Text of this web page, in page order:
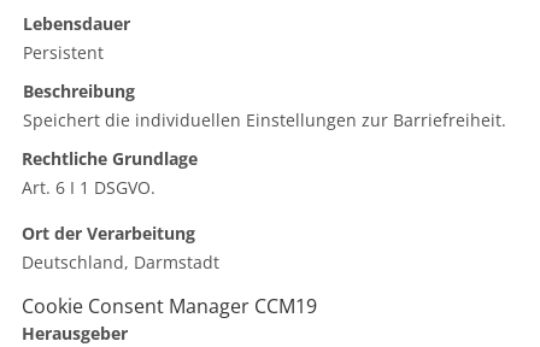
Lebensdauer
Persistent
Beschreibung
Speichert die individuellen Einstellungen zur Barriefreiheit.
Rechtliche Grundlage
Art. 6 I 1 DSGVO.
Ort der Verarbeitung
Deutschland, Darmstadt
Cookie Consent Manager CCM19
Herausgeber